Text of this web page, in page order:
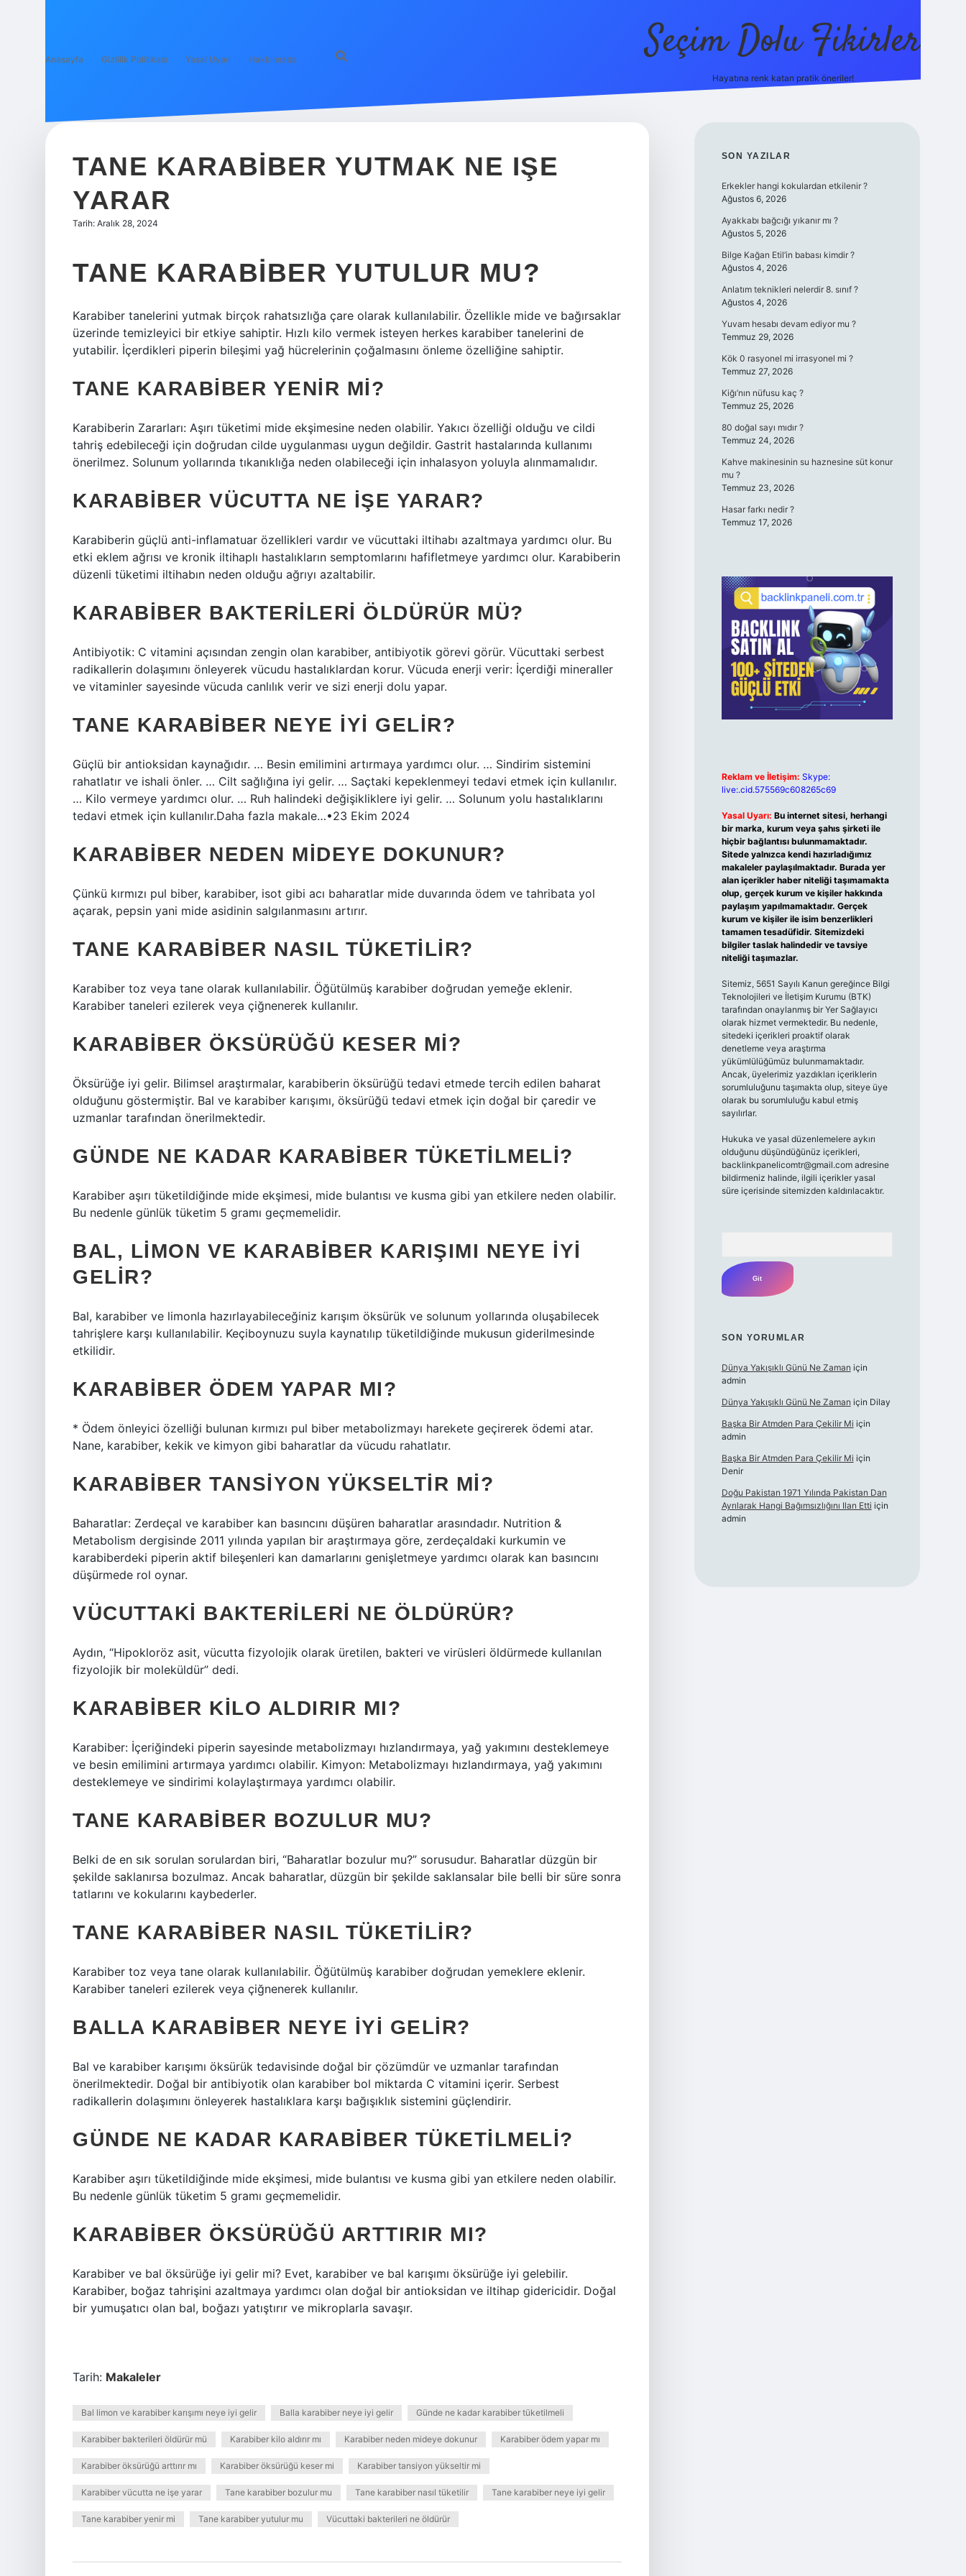
Anasayfa Gizlilik Politikası Yasal Uyarı Hakkımızda Seçim Dolu Fikirler
Hayatına renk katan pratik öneriler!
TANE KARABIBER YUTMAK NE IŞE
YARAR
Tarih: Aralık 28, 2024
TANE KARABIBER YUTULUR MU?
Karabiber tanelerini yutmak birçok rahatsızlığa çare olarak kullanılabilir. Özellikle mide ve bağırsaklar
üzerinde temizleyici bir etkiye sahiptir. Hızlı kilo vermek isteyen herkes karabiber tanelerini de
yutabilir. İçerdikleri piperin bileşimi yağ hücrelerinin çoğalmasını önleme özelliğine sahiptir.
TANE KARABIBER YENIR MI?
Karabiberin Zararları: Aşırı tüketimi mide ekşimesine neden olabilir. Yakıcı özelliği olduğu ve cildi
tahriş edebileceği için doğrudan cilde uygulanması uygun değildir. Gastrit hastalarında kullanımı
önerilmez. Solunum yollarında tıkanıklığa neden olabileceği için inhalasyon yoluyla alınmamalıdır.
KARABIBER VÜCUTTA NE IŞE YARAR?
Karabiberin güçlü anti-inflamatuar özellikleri vardır ve vücuttaki iltihabı azaltmaya yardımcı olur. Bu
etki eklem ağrısı ve kronik iltihaplı hastalıkların semptomlarını hafifletmeye yardımcı olur. Karabiberin
düzenli tüketimi iltihabın neden olduğu ağrıyı azaltabilir.
KARABIBER BAKTERILERI ÖLDÜRÜR MÜ?
Antibiyotik: C vitamini açısından zengin olan karabiber, antibiyotik görevi görür. Vücuttaki serbest
radikallerin dolaşımını önleyerek vücudu hastalıklardan korur. Vücuda enerji verir: İçerdiği mineraller
ve vitaminler sayesinde vücuda canlılık verir ve sizi enerji dolu yapar.
TANE KARABIBER NEYE IYI GELIR?
Güçlü bir antioksidan kaynağıdır. … Besin emilimini artırmaya yardımcı olur. … Sindirim sistemini
rahatlatır ve ishali önler. … Cilt sağlığına iyi gelir. … Saçtaki kepeklenmeyi tedavi etmek için kullanılır.
… Kilo vermeye yardımcı olur. … Ruh halindeki değişikliklere iyi gelir. … Solunum yolu hastalıklarını
tedavi etmek için kullanılır.Daha fazla makale…•23 Ekim 2024
KARABIBER NEDEN MIDEYE DOKUNUR?
Çünkü kırmızı pul biber, karabiber, isot gibi acı baharatlar mide duvarında ödem ve tahribata yol
açarak, pepsin yani mide asidinin salgılanmasını artırır.
TANE KARABIBER NASIL TÜKETILIR?
Karabiber toz veya tane olarak kullanılabilir. Öğütülmüş karabiber doğrudan yemeğe eklenir.
Karabiber taneleri ezilerek veya çiğnenerek kullanılır.
KARABIBER ÖKSÜRÜĞÜ KESER MI?
Öksürüğe iyi gelir. Bilimsel araştırmalar, karabiberin öksürüğü tedavi etmede tercih edilen baharat
olduğunu göstermiştir. Bal ve karabiber karışımı, öksürüğü tedavi etmek için doğal bir çaredir ve
uzmanlar tarafından önerilmektedir.
GÜNDE NE KADAR KARABIBER TÜKETILMELI?
Karabiber aşırı tüketildiğinde mide ekşimesi, mide bulantısı ve kusma gibi yan etkilere neden olabilir.
Bu nedenle günlük tüketim 5 gramı geçmemelidir.
BAL, LIMON VE KARABIBER KARIŞIMI NEYE IYI
GELIR?
Bal, karabiber ve limonla hazırlayabileceğiniz karışım öksürük ve solunum yollarında oluşabilecek
tahrişlere karşı kullanılabilir. Keçiboynuzu suyla kaynatılıp tüketildiğinde mukusun giderilmesinde
etkilidir.
KARABIBER ÖDEM YAPAR MI?
* Ödem önleyici özelliği bulunan kırmızı pul biber metabolizmayı harekete geçirerek ödemi atar.
Nane, karabiber, kekik ve kimyon gibi baharatlar da vücudu rahatlatır.
KARABIBER TANSIYON YÜKSELTIR MI?
Baharatlar: Zerdeçal ve karabiber kan basıncını düşüren baharatlar arasındadır. Nutrition &
Metabolism dergisinde 2011 yılında yapılan bir araştırmaya göre, zerdeçaldaki kurkumin ve
karabiberdeki piperin aktif bileşenleri kan damarlarını genişletmeye yardımcı olarak kan basıncını
düşürmede rol oynar.
VÜCUTTAKI BAKTERILERI NE ÖLDÜRÜR?
Aydın, “Hipokloröz asit, vücutta fizyolojik olarak üretilen, bakteri ve virüsleri öldürmede kullanılan
fizyolojik bir moleküldür” dedi.
KARABIBER KILO ALDIRIR MI?
Karabiber: İçeriğindeki piperin sayesinde metabolizmayı hızlandırmaya, yağ yakımını desteklemeye
ve besin emilimini artırmaya yardımcı olabilir. Kimyon: Metabolizmayı hızlandırmaya, yağ yakımını
desteklemeye ve sindirimi kolaylaştırmaya yardımcı olabilir.
TANE KARABIBER BOZULUR MU?
Belki de en sık sorulan sorulardan biri, “Baharatlar bozulur mu?” sorusudur. Baharatlar düzgün bir
şekilde saklanırsa bozulmaz. Ancak baharatlar, düzgün bir şekilde saklansalar bile belli bir süre sonra
tatlarını ve kokularını kaybederler.
TANE KARABIBER NASIL TÜKETILIR?
Karabiber toz veya tane olarak kullanılabilir. Öğütülmüş karabiber doğrudan yemeklere eklenir.
Karabiber taneleri ezilerek veya çiğnenerek kullanılır.
BALLA KARABIBER NEYE IYI GELIR?
Bal ve karabiber karışımı öksürük tedavisinde doğal bir çözümdür ve uzmanlar tarafından
önerilmektedir. Doğal bir antibiyotik olan karabiber bol miktarda C vitamini içerir. Serbest
radikallerin dolaşımını önleyerek hastalıklara karşı bağışıklık sistemini güçlendirir.
GÜNDE NE KADAR KARABIBER TÜKETILMELI?
Karabiber aşırı tüketildiğinde mide ekşimesi, mide bulantısı ve kusma gibi yan etkilere neden olabilir.
Bu nedenle günlük tüketim 5 gramı geçmemelidir.
KARABIBER ÖKSÜRÜĞÜ ARTTIRIR MI?
Karabiber ve bal öksürüğe iyi gelir mi? Evet, karabiber ve bal karışımı öksürüğe iyi gelebilir.
Karabiber, boğaz tahrişini azaltmaya yardımcı olan doğal bir antioksidan ve iltihap gidericidir. Doğal
bir yumuşatıcı olan bal, boğazı yatıştırır ve mikroplarla savaşır.
Tarih: Makaleler
Bal limon ve karabiber karışımı neye iyi gelir Balla karabiber neye iyi gelir Günde ne kadar karabiber tüketilmeli
Karabiber bakterileri öldürür mü Karabiber kilo aldırır mı Karabiber neden mideye dokunur Karabiber ödem yapar mı
Karabiber öksürüğü arttırır mı Karabiber öksürüğü keser mi Karabiber tansiyon yükseltir mi
Karabiber vücutta ne işe yarar Tane karabiber bozulur mu Tane karabiber nasıl tüketilir Tane karabiber neye iyi gelir
Tane karabiber yenir mi Tane karabiber yutulur mu Vücuttaki bakterileri ne öldürür
SIDEBAR
SON YAZILAR
Erkekler hangi kokulardan etkilenir ?
Ağustos 6, 2026
Ayakkabı bağcığı yıkanır mı ?
Ağustos 5, 2026
Bilge Kağan Etil’in babası kimdir ?
Ağustos 4, 2026
Anlatım teknikleri nelerdir 8. sınıf ?
Ağustos 4, 2026
Yuvam hesabı devam ediyor mu ?
Temmuz 29, 2026
Kök 0 rasyonel mi irrasyonel mi ?
Temmuz 27, 2026
Kiğı’nın nüfusu kaç ?
Temmuz 25, 2026
80 doğal sayı mıdır ?
Temmuz 24, 2026
Kahve makinesinin su haznesine süt konur
mu ?
Temmuz 23, 2026
Hasar farkı nedir ?
Temmuz 17, 2026
Reklam ve İletişim: Skype:
live:.cid.575569c608265c69
Yasal Uyarı: Bu internet sitesi, herhangi
bir marka, kurum veya şahıs şirketi ile
hiçbir bağlantısı bulunmamaktadır.
Sitede yalnızca kendi hazırladığımız
makaleler paylaşılmaktadır. Burada yer
alan içerikler haber niteliği taşımamakta
olup, gerçek kurum ve kişiler hakkında
paylaşım yapılmamaktadır. Gerçek
kurum ve kişiler ile isim benzerlikleri
tamamen tesadüfidir. Sitemizdeki
bilgiler taslak halindedir ve tavsiye
niteliği taşımazlar.
Sitemiz, 5651 Sayılı Kanun gereğince Bilgi
Teknolojileri ve İletişim Kurumu (BTK)
tarafından onaylanmış bir Yer Sağlayıcı
olarak hizmet vermektedir. Bu nedenle,
sitedeki içerikleri proaktif olarak
denetleme veya araştırma
yükümlülüğümüz bulunmamaktadır.
Ancak, üyelerimiz yazdıkları içeriklerin
sorumluluğunu taşımakta olup, siteye üye
olarak bu sorumluluğu kabul etmiş
sayılırlar.
Hukuka ve yasal düzenlemelere aykırı
olduğunu düşündüğünüz içerikleri,
backlinkpanelicomtr@gmail.comadresine
bildirmeniz halinde, ilgili içerikler yasal
süre içerisinde sitemizden kaldırılacaktır.
SON YORUMLAR
Dünya Yakışıklı Günü Ne Zaman için
admin
Dünya Yakışıklı Günü Ne Zaman için Dilay
Başka Bir Atmden Para Çekilir Mi için
admin
Başka Bir Atmden Para Çekilir Mi için
Denir
Doğu Pakistan 1971 Yılında Pakistan Dan
Ayrılarak Hangi Bağımsızlığını Ilan Etti için
admin